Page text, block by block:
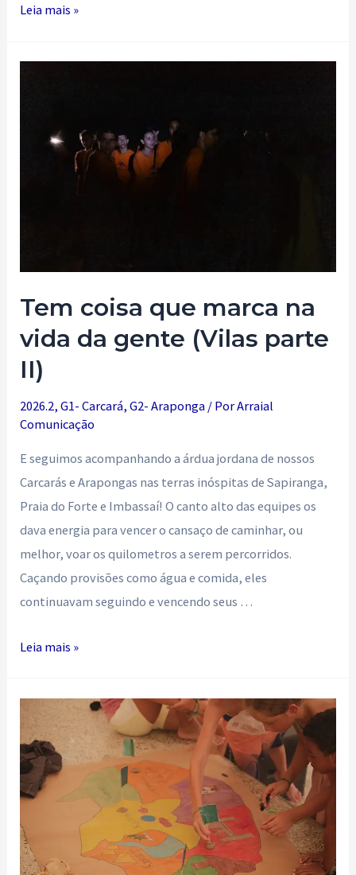
Uma
Leia mais »
Tem coisa que marca na
vida da gente (Vilas parte
II)
2026.2,G1- Carcará,G2- Araponga / PorArraial
Comunicação
E seguimos acompanhando a árdua jordana de nossos
Carcarás e Arapongas nas terras inóspitas de Sapiranga,
Praia do Forte e Imbassaí! O canto alto das equipes os
dava energia para vencer o cansaço de caminhar, ou
melhor, voar os quilometros a serem percorridos.
Caçando provisões como água e comida, eles
continuavam seguindo e vencendo seus …
Tem
marca
na
vida
da
(Vilas
parte
Leia mais »